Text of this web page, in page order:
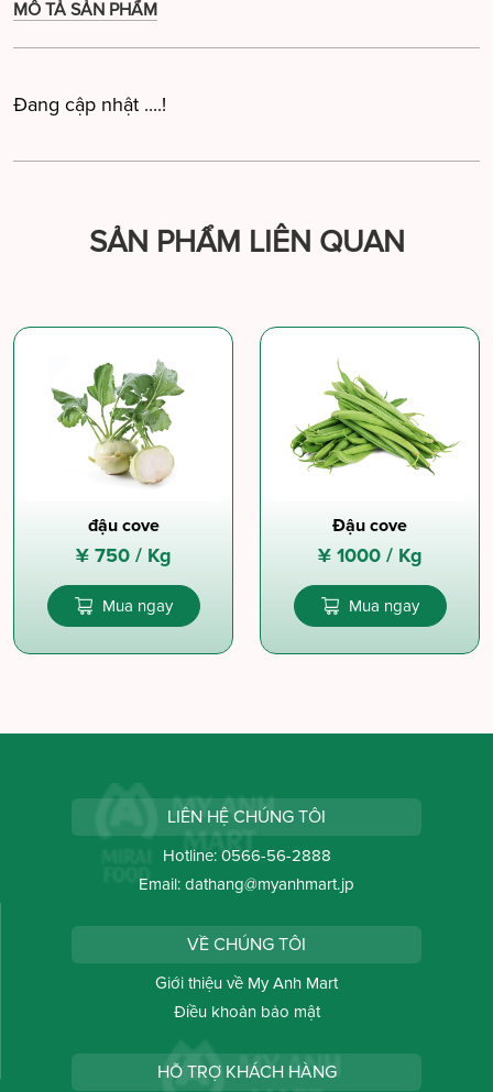
MÔ TẢ SẢN PHẨM
Đang cập nhật ....!
SẢN PHẨM LIÊN QUAN
đậu cove
¥ 750 / Kg
Mua ngay
Đậu cove
¥ 1000 / Kg
Mua ngay
LIÊN HỆ CHÚNG TÔI
Hotline: 0566-56-2888
Email: dathang@myanhmart.jp
VỀ CHÚNG TÔI
Giới thiệu về My Anh Mart
Điều khoản bảo mật
HỖ TRỢ KHÁCH HÀNG